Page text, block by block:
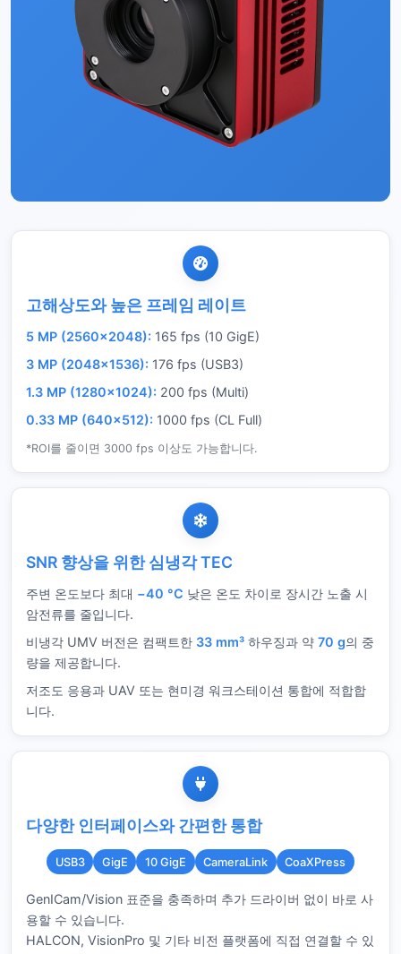
고해상도와 높은 프레임 레이트
5 MP (2560×2048): 165 fps (10 GigE)
3 MP (2048×1536): 176 fps (USB3)
1.3 MP (1280×1024): 200 fps (Multi)
0.33 MP (640×512): 1000 fps (CL Full)
*ROI를 줄이면 3000 fps 이상도 가능합니다.
SNR 향상을 위한 심냉각 TEC
주변 온도보다 최대 −40 °C 낮은 온도 차이로 장시간 노출 시
암전류를 줄입니다.
비냉각 UMV 버전은 컴팩트한 33 mm³ 하우징과 약 70 g의 중
량을 제공합니다.
저조도 응용과 UAV 또는 현미경 워크스테이션 통합에 적합합
니다.
다양한 인터페이스와 간편한 통합
USB3 GigE 10 GigE CameraLink CoaXPress
GenICam/Vision 표준을 충족하며 추가 드라이버 없이 바로 사
용할 수 있습니다.
HALCON, VisionPro 및 기타 비전 플랫폼에 직접 연결할 수 있